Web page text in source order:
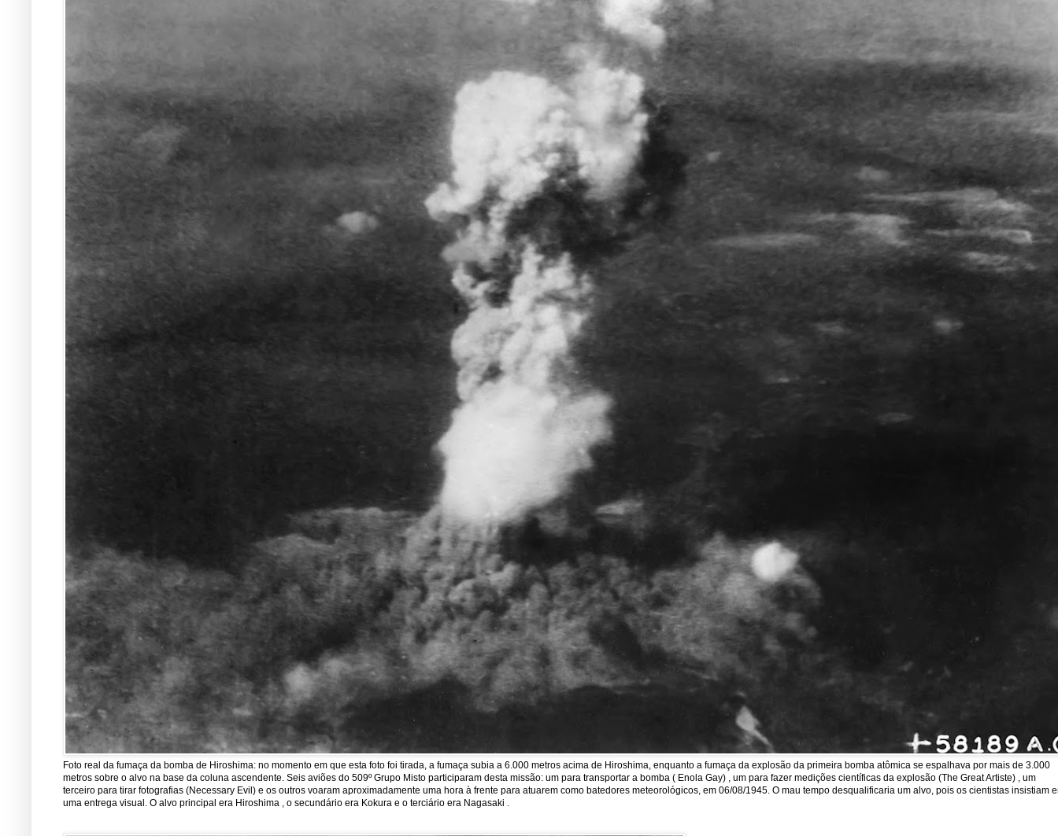
Foto real da fumaça da bomba de Hiroshima: no momento em que esta foto foi tirada, a fumaça subia a 6.000 metros acima de Hiroshima, enquanto a fumaça da explosão da primeira bomba atômica se espalhava por mais de 3.000
metros sobre o alvo na base da coluna ascendente. Seis aviões do 509º Grupo Misto participaram desta missão: um para transportar a bomba ( Enola Gay) , um para fazer medições científicas da explosão (The Great Artiste) , um
terceiro para tirar fotografias (Necessary Evil) e os outros voaram aproximadamente uma hora à frente para atuarem como batedores meteorológicos, em 06/08/1945. O mau tempo desqualificaria um alvo, pois os cientistas insistiam
uma entrega visual. O alvo principal era Hiroshima , o secundário era Kokura e o terciário era Nagasaki .